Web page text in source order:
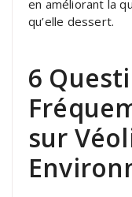
en améliorant la
qu’elle dessert.
6
sur